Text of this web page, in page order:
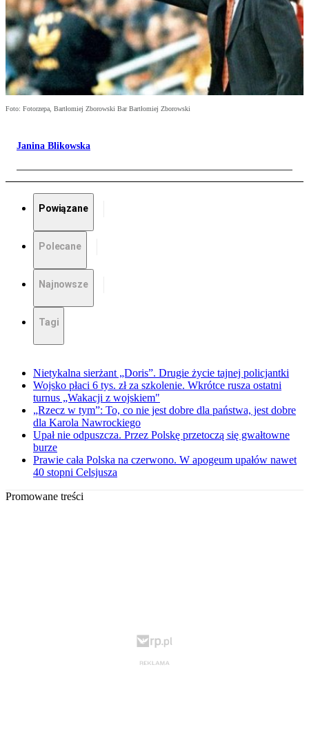
Foto: Fotorzepa, Bartłomiej Zborowski Bar Bartłomiej Zborowski
Janina Blikowska
Powiązane
Polecane
Najnowsze
Tagi
Nietykalna sierżant „Doris”. Drugie życie tajnej policjantki
Wojsko płaci 6 tys. zł za szkolenie. Wkrótce rusza ostatni
turnus „Wakacji z wojskiem"
„Rzecz w tym”: To, co nie jest dobre dla państwa, jest dobre
dla Karola Nawrockiego
Upał nie odpuszcza. Przez Polskę przetoczą się gwałtowne
burze
Prawie cała Polska na czerwono. W apogeum upałów nawet
40 stopni Celsjusza
Promowane treści